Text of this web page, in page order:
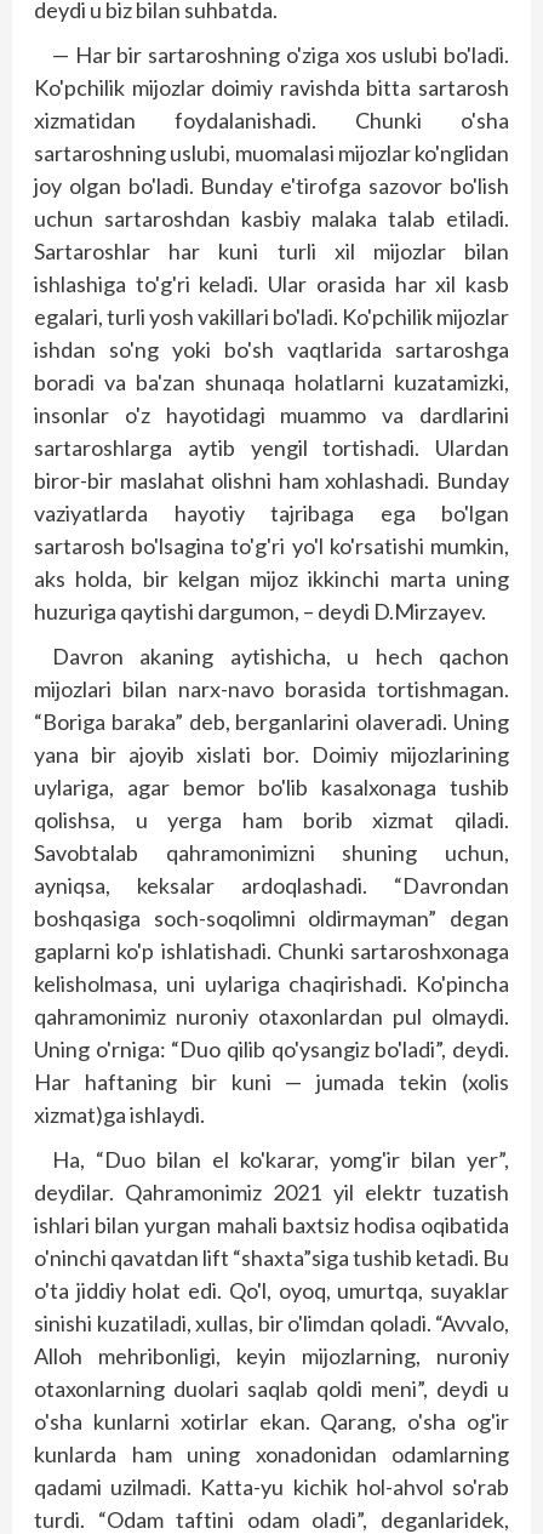
deydi u biz bilan suhbatda.
— Har bir sartaroshning o'ziga xos uslubi bo'ladi.
Ko'pchilik mijozlar doimiy ravishda bitta sartarosh
xizmatidan foydalanishadi. Chunki o'sha
sartaroshning uslubi, muomalasi mijozlar ko'nglidan
joy olgan bo'ladi. Bunday e'tirofga sazovor bo'lish
uchun sartaroshdan kasbiy malaka talab etiladi.
Sartaroshlar har kuni turli xil mijozlar bilan
ishlashiga to'g'ri keladi. Ular orasida har xil kasb
egalari, turli yosh vakillari bo'ladi. Ko'pchilik mijozlar
ishdan so'ng yoki bo'sh vaqtlarida sartaroshga
boradi va ba'zan shunaqa holatlarni kuzatamizki,
insonlar o'z hayotidagi muammo va dardlarini
sartaroshlarga aytib yengil tortishadi. Ulardan
biror-bir maslahat olishni ham xohlashadi. Bunday
vaziyatlarda hayotiy tajribaga ega bo'lgan
sartarosh bo'lsagina to'g'ri yo'l ko'rsatishi mumkin,
aks holda, bir kelgan mijoz ikkinchi marta uning
huzuriga qaytishi dargumon, – deydi D.Mirzayev.
Davron akaning aytishicha, u hech qachon
mijozlari bilan narx-navo borasida tortishmagan.
“Boriga baraka” deb, berganlarini olaveradi. Uning
yana bir ajoyib xislati bor. Doimiy mijozlarining
uylariga, agar bemor bo'lib kasalxonaga tushib
qolishsa, u yerga ham borib xizmat qiladi.
Savobtalab qahramonimizni shuning uchun,
ayniqsa, keksalar ardoqlashadi. “Davrondan
boshqasiga soch-soqolimni oldirmayman” degan
gaplarni ko'p ishlatishadi. Chunki sartaroshxonaga
kelisholmasa, uni uylariga chaqirishadi. Ko'pincha
qahramonimiz nuroniy otaxonlardan pul olmaydi.
Uning o'rniga: “Duo qilib qo'ysangiz bo'ladi”, deydi.
Har haftaning bir kuni — jumada tekin (xolis
xizmat)ga ishlaydi.
Ha, “Duo bilan el ko'karar, yomg'ir bilan yer”,
deydilar. Qahramonimiz 2021 yil elektr tuzatish
ishlari bilan yurgan mahali baxtsiz hodisa oqibatida
o'ninchi qavatdan lift “shaxta”siga tushib ketadi. Bu
o'ta jiddiy holat edi. Qo'l, oyoq, umurtqa, suyaklar
sinishi kuzatiladi, xullas, bir o'limdan qoladi. “Avvalo,
Alloh mehribonligi, keyin mijozlarning, nuroniy
otaxonlarning duolari saqlab qoldi meni”, deydi u
o'sha kunlarni xotirlar ekan. Qarang, o'sha og'ir
kunlarda ham uning xonadonidan odamlarning
qadami uzilmadi. Katta-yu kichik hol-ahvol so'rab
turdi. “Odam taftini odam oladi”, deganlaridek,